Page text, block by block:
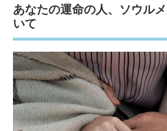
あなたの運命の人、ソウル
いて